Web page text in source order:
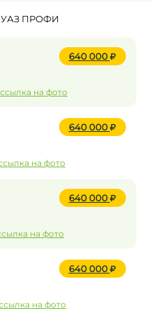
УАЗ ПРОФИ
640 000
ссылка на фото
640 000
на фото
640 000
на фото
640 000
на фото